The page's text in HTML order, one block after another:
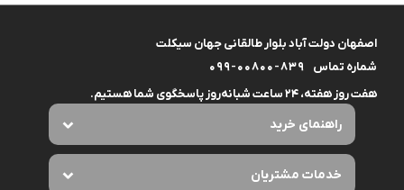
اصفهان دولت آباد بلوار طالقانی جهان سیکلت
شماره تماس
099-00800-839
هفت روز هفته، ۲۴ ساعت شبانه‌روز پاسخگوی شما هستیم.
راهنمای خرید
خدمات مشتریان